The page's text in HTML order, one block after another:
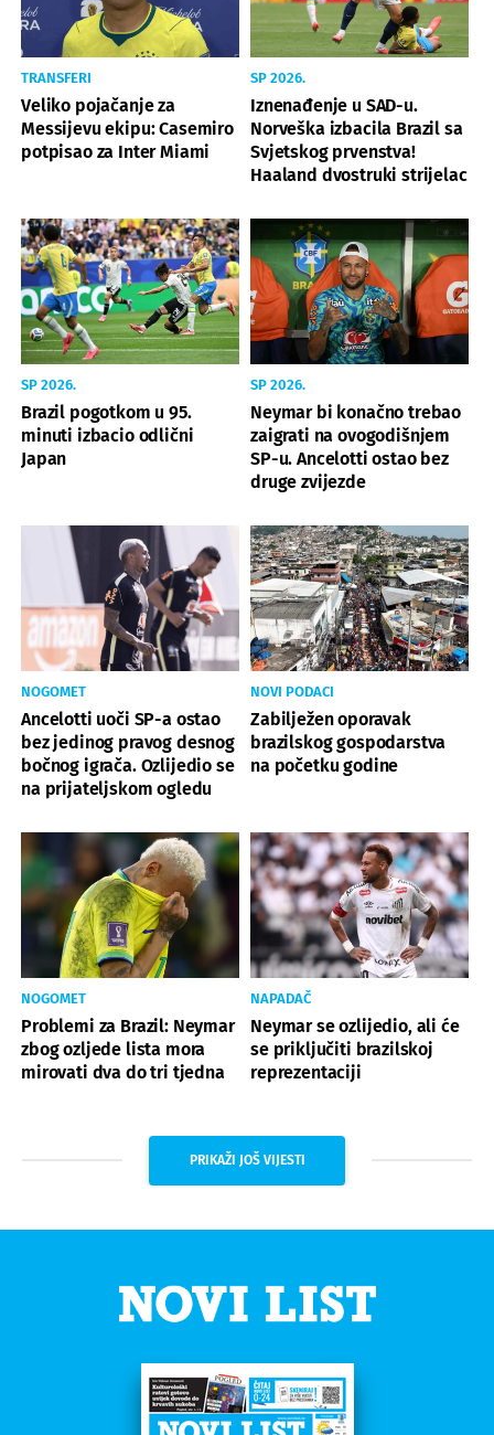
TRANSFERI
Veliko pojačanje za
Messijevu ekipu: Casemiro
potpisao za Inter Miami
SP 2026.
Iznenađenje u SAD-u.
Norveška izbacila Brazil sa
Svjetskog prvenstva!
Haaland dvostruki strijelac
SP 2026.
Brazil pogotkom u 95.
minuti izbacio odlični
Japan
SP 2026.
Neymar bi konačno trebao
zaigrati na ovogodišnjem
SP-u. Ancelotti ostao bez
druge zvijezde
NOGOMET
Ancelotti uoči SP-a ostao
bez jedinog pravog desnog
bočnog igrača. Ozlijedio se
na prijateljskom ogledu
NOVI PODACI
Zabilježen oporavak
brazilskog gospodarstva
na početku godine
NOGOMET
Problemi za Brazil: Neymar
zbog ozljede lista mora
mirovati dva do tri tjedna
NAPADAČ
Neymar se ozlijedio, ali će
se priključiti brazilskoj
reprezentaciji
PRIKAŽI JOŠ VIJESTI